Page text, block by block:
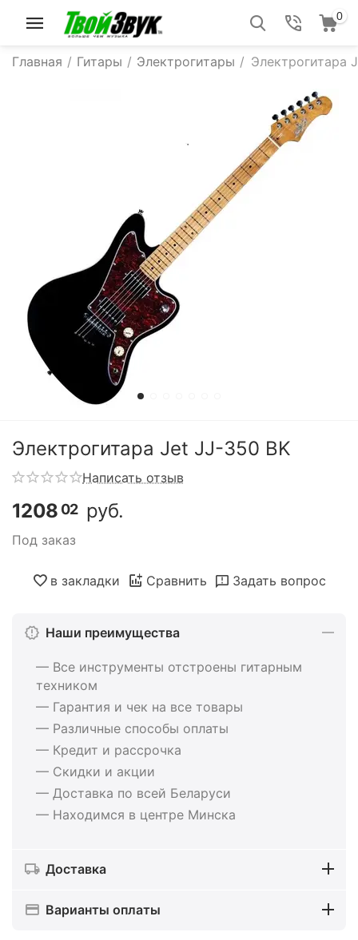
0
Главная / Гитары / Электрогитары / Электрогитара
Электрогитара Jet JJ-350 BK
Написать отзыв
1208 02 руб.
Под заказ
в закладки Сравнить Задать вопрос
Наши преимущества
— Все инструменты отстроены гитарным
техником
— Гарантия и чек на все товары
— Различные способы оплаты
— Кредит и рассрочка
— Скидки и акции
— Доставка по всей Беларуси
— Находимся в центре Минска
Доставка
Варианты оплаты